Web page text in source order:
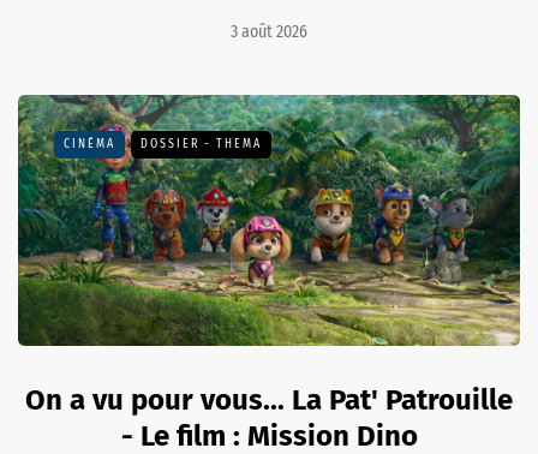
3 août 2026
CINÉMA DOSSIER - THEMA
On a vu pour vous... La Pat' Patrouille
- Le film : Mission Dino